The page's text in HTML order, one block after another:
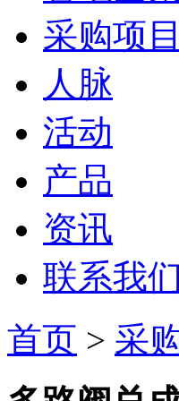
采购项目
人脉
活动
产品
资讯
联系我们
首页 > 采